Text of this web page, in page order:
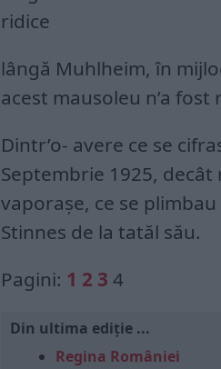
ridice
lângă Muhlheim, în
acest mausoleu n’a fost
Dintr’o- avere ce se
Septembrie 1925,
vaporaşe, ce se
Stinnes de la tatăl său.
Pagini: 1 2 3 4
Din ultima ediție ...
Regina României